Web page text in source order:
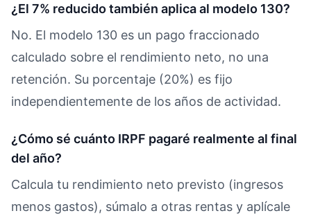
¿El 7% reducido también aplica al modelo 130?
No. El modelo 130 es un pago fraccionado
calculado sobre el rendimiento neto, no una
retención. Su porcentaje (20%) es fijo
independientemente de los años de actividad.
¿Cómo sé cuánto IRPF pagaré realmente al final
del año?
Calcula tu rendimiento neto previsto (ingresos
menos gastos), súmalo a otras rentas y aplícale